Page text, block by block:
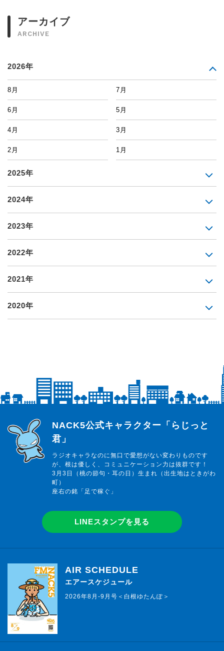
アーカイブ
ARCHIVE
2026年
8月 7月
6月 5月
4月 3月
2月 1月
2025年
2024年
2023年
2022年
2021年
2020年
らじっと君
NACK5公式キャラクター「らじっと
君」
ラジオキャラなのに無口で愛想がない変わりものです
が、根は優しく、コミュニケーション力は抜群です！
3月3日（桃の節句・耳の日）生まれ（出生地はときがわ
町）
座右の銘「足で稼ぐ」
LINEスタンプを見る
AIR SCHEDULE
エアースケジュール
2026年8月-9月号＜白根ゆたんぽ＞